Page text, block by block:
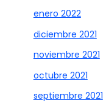
enero 2022
diciembre 2021
noviembre 2021
octubre 2021
septiembre 2021